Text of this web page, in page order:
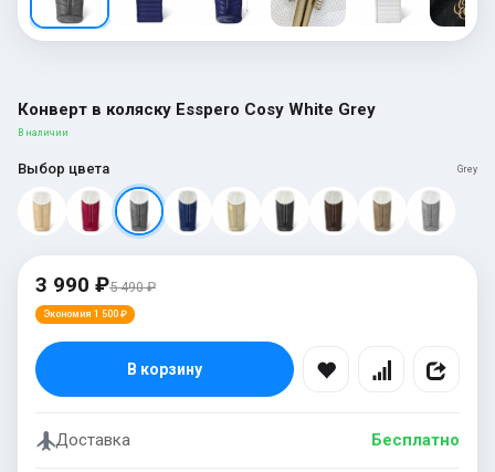
Конверт в коляску Esspero Cosy White Grey
В наличии
Выбор цвета Grey
3 990 ₽5 490 ₽
Экономия 1 500 ₽
В корзину
Доставка Бесплатно